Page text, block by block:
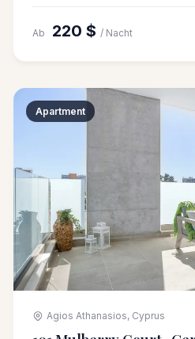
Ab 220 $ / Nacht
Apartment
Agios Athanasios, Cyprus